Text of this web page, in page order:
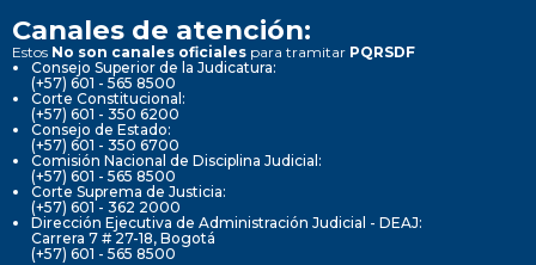
Canales de atención:
Estos No son canales oficiales para tramitar PQRSDF
Consejo Superior de la Judicatura:
(+57) 601 - 565 8500
Corte Constitucional:
(+57) 601 - 350 6200
Consejo de Estado:
(+57) 601 - 350 6700
Comisión Nacional de Disciplina Judicial:
(+57) 601 - 565 8500
Corte Suprema de Justicia:
(+57) 601 - 362 2000
Dirección Ejecutiva de Administración Judicial - DEAJ:
Carrera 7 # 27-18, Bogotá
(+57) 601 - 565 8500